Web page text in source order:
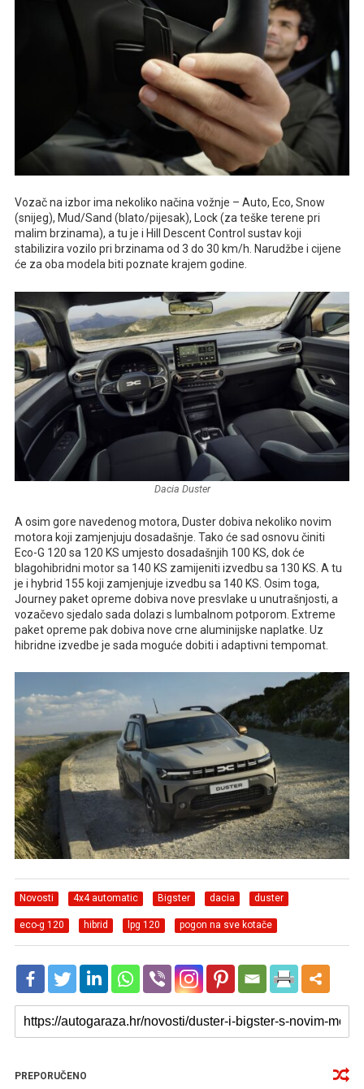
Vozač na izbor ima nekoliko načina vožnje – Auto, Eco, Snow
(snijeg), Mud/Sand (blato/pijesak), Lock (za teške terene pri
malim brzinama), a tu je i Hill Descent Control sustav koji
stabilizira vozilo pri brzinama od 3 do 30 km/h. Narudžbe i cijene
će za oba modela biti poznate krajem godine.
Dacia Duster
A osim gore navedenog motora, Duster dobiva nekoliko novim
motora koji zamjenjuju dosadašnje. Tako će sad osnovu činiti
Eco-G 120 sa 120 KS umjesto dosadašnjih 100 KS, dok će
blagohibridni motor sa 140 KS zamijeniti izvedbu sa 130 KS. A tu
je i hybrid 155 koji zamjenjuje izvedbu sa 140 KS. Osim toga,
Journey paket opreme dobiva nove presvlake u unutrašnjosti, a
vozačevo sjedalo sada dolazi s lumbalnom potporom. Extreme
paket opreme pak dobiva nove crne aluminijske naplatke. Uz
hibridne izvedbe je sada moguće dobiti i adaptivni tempomat.
Novosti 4x4 automatic Bigster dacia duster
eco-g 120 hibrid lpg 120 pogon na sve kotače
PREPORUČENO